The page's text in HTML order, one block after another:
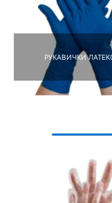
РУКАВИЧКИ